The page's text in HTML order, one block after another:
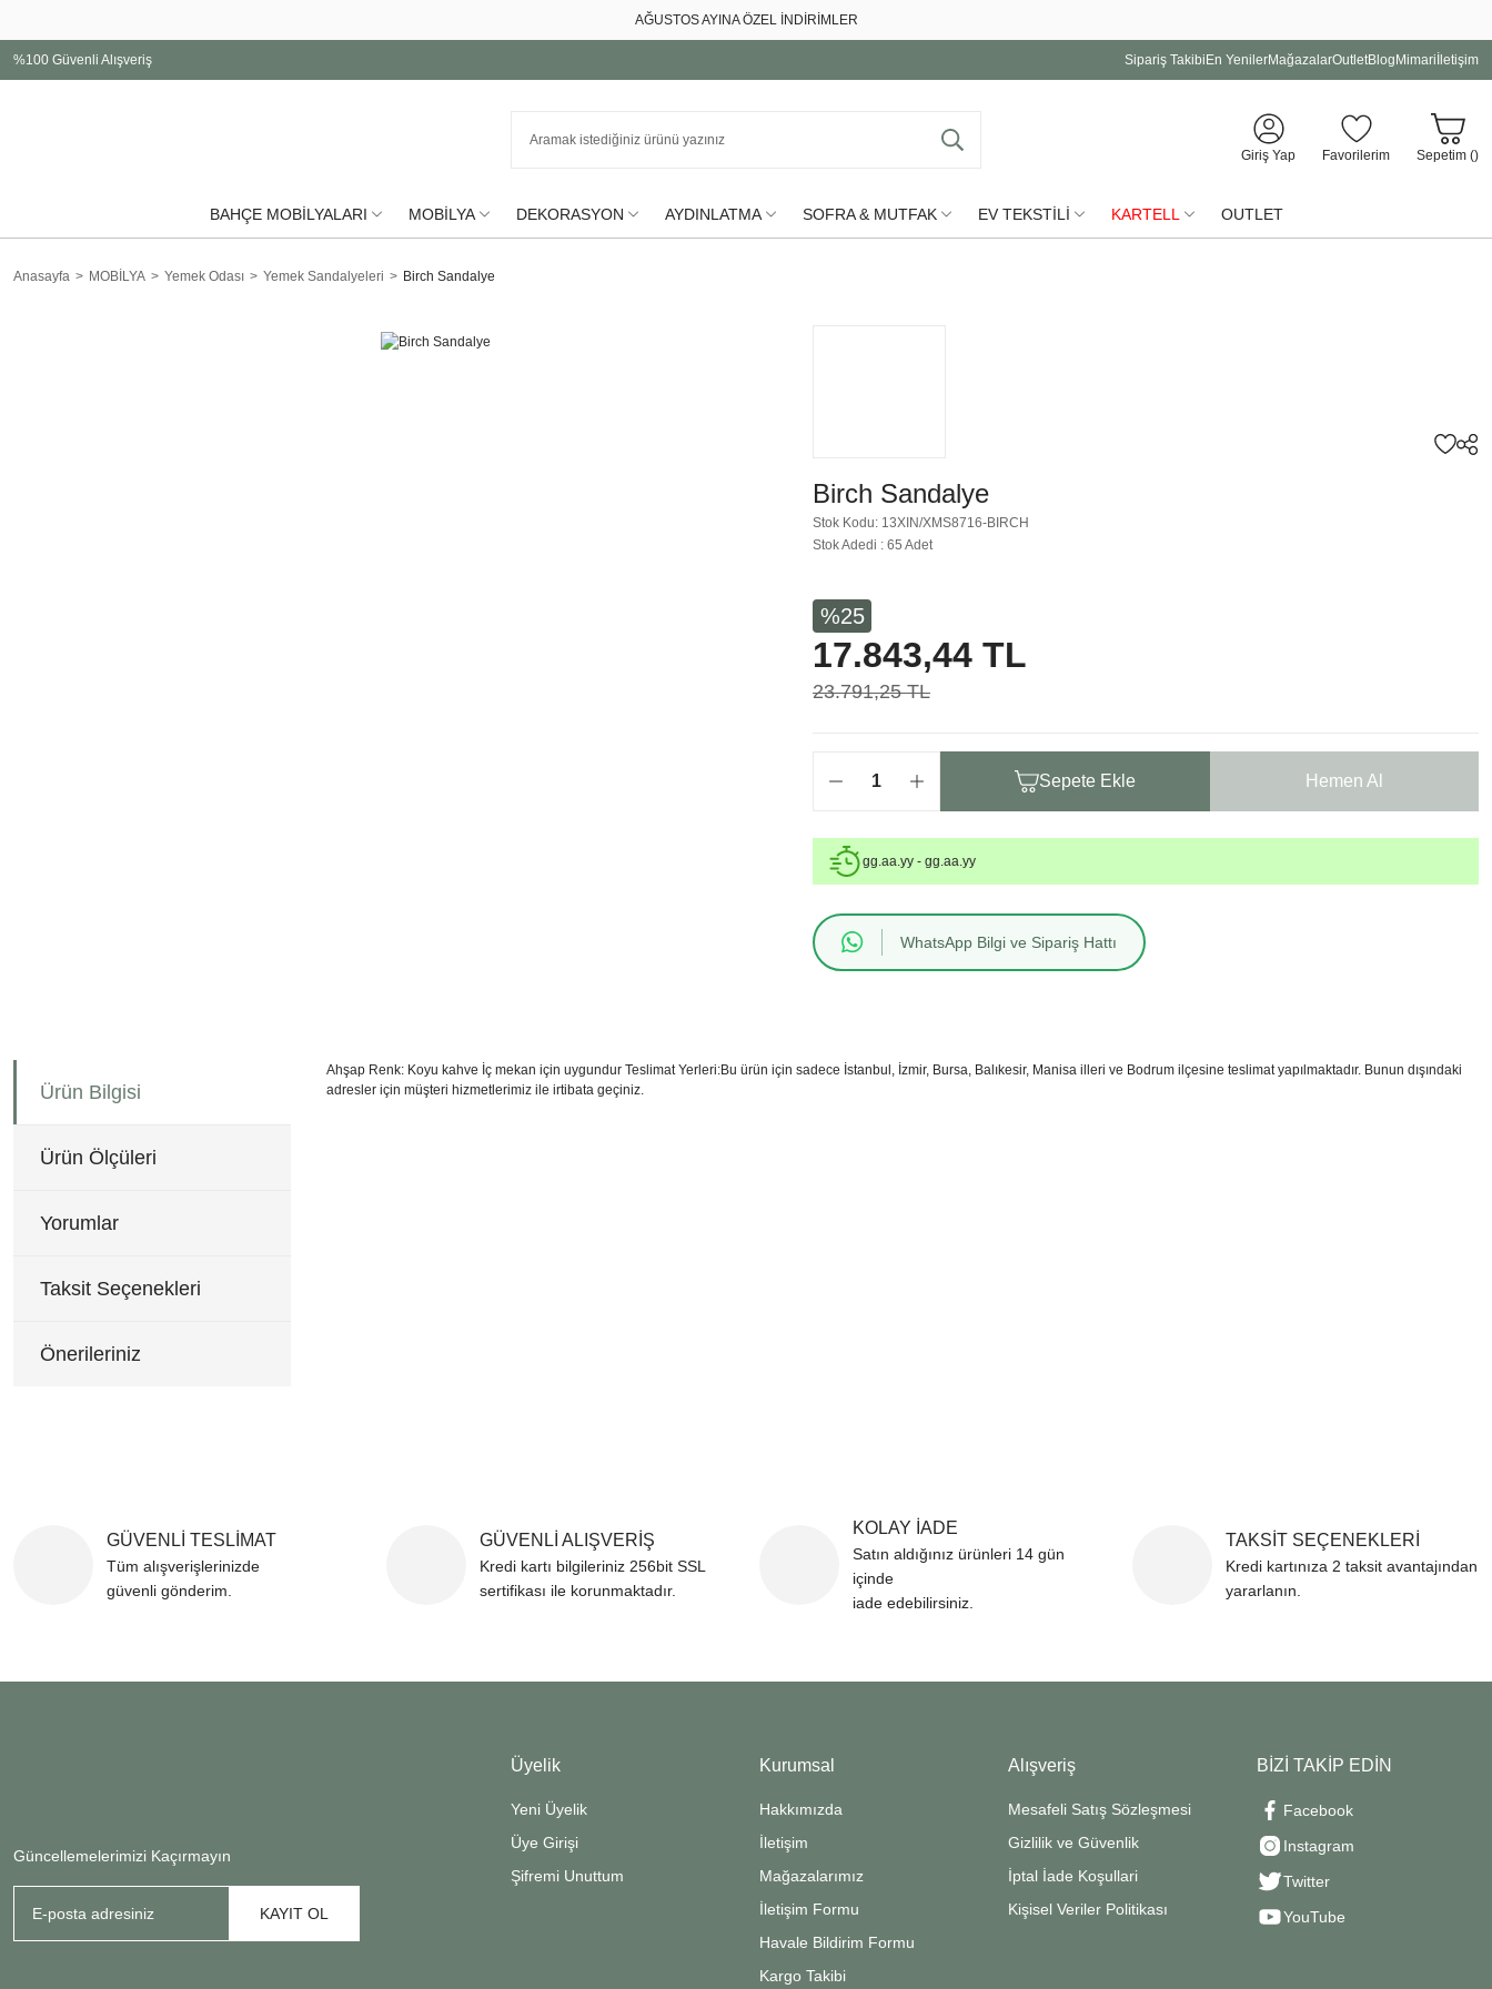
AĞUSTOS AYINA ÖZEL İNDİRİMLER
%100 Güvenli Alışveriş Sipariş Takibi En YenilerMağazalarOutletBlog Mimari İletişim
Giriş Yap Favorilerim Sepetim ()
BAHÇE MOBİLYALARI MOBİLYA DEKORASYON AYDINLATMA SOFRA & MUTFAK EV TEKSTİLİ KARTELL OUTLET
Anasayfa MOBİLYA Yemek Odası Yemek Sandalyeleri Birch Sandalye
Birch Sandalye
Stok Kodu: 13XIN/XMS8716-BIRCH
Stok Adedi : 65 Adet
%25
17.843,44 TL
23.791,25 TL
Sepete Ekle Hemen Al
gg.aa.yy - gg.aa.yy
WhatsApp Bilgi ve Sipariş Hattı
Ürün Bilgisi
Ürün Ölçüleri
Yorumlar
Taksit Seçenekleri
Önerileriniz
Ahşap Renk: Koyu kahve İç mekan için uygundur Teslimat Yerleri:Bu ürün için sadece İstanbul, İzmir, Bursa, Balıkesir, Manisa illeri ve Bodrum ilçesine teslimat yapılmaktadır. Bunun dışındaki
adresler için müşteri hizmetlerimiz ile irtibata geçiniz.
GÜVENLİ TESLİMAT
Tüm alışverişlerinizde
güvenli gönderim.
GÜVENLİ ALIŞVERİŞ
Kredi kartı bilgileriniz 256bit SSL
sertifikası ile korunmaktadır.
KOLAY İADE
Satın aldığınız ürünleri 14 gün
içinde
iade edebilirsiniz.
TAKSİT SEÇENEKLERİ
Kredi kartınıza 2 taksit avantajından
yararlanın.
Güncellemelerimizi Kaçırmayın
KAYIT OL
Üyelik
Yeni Üyelik
Üye Girişi
Şifremi Unuttum
Kurumsal
Hakkımızda
İletişim
Mağazalarımız
İletişim Formu
Havale Bildirim Formu
Kargo Takibi
Alışveriş
Mesafeli Satış Sözleşmesi
Gizlilik ve Güvenlik
İptal İade Koşullari
Kişisel Veriler Politikası
BİZİ TAKİP EDİN
Facebook
Instagram
Twitter
YouTube